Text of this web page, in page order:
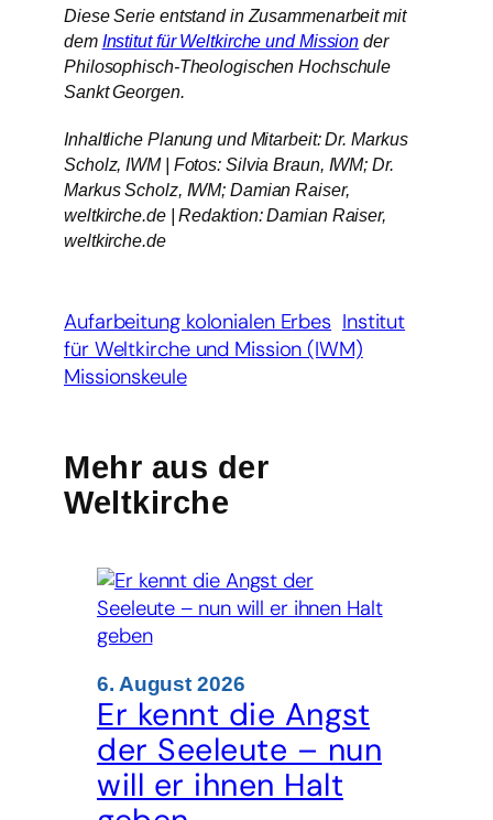
Diese Serie entstand in Zusammenarbeit mit
dem Institut für Weltkirche und Mission der
Philosophisch-Theologischen Hochschule
Sankt Georgen.
Inhaltliche Planung und Mitarbeit: Dr. Markus
Scholz, IWM | Fotos: Silvia Braun, IWM; Dr.
Markus Scholz, IWM; Damian Raiser,
weltkirche.de |Redaktion: Damian Raiser,
weltkirche.de
Aufarbeitung kolonialen Erbes Institut
für Weltkirche und Mission (IWM)
Missionskeule
Mehr aus der
Weltkirche
6. August 2026
Er kennt die Angst
der Seeleute – nun
will er ihnen Halt